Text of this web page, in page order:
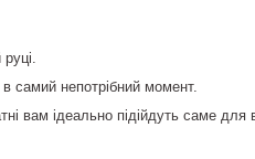
самий непотрібний момент.
вам ідеально підійдуть саме для